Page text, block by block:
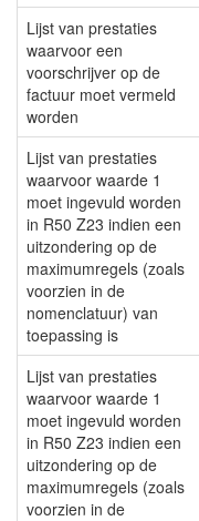
Lijst van prestaties
waarvoor een
voorschrijver op de
factuur moet vermeld
worden
Lijst van prestaties
waarvoor waarde 1
moet ingevuld worden
in R50 Z23 indien een
uitzondering op de
maximumregels (zoals
voorzien in de
nomenclatuur) van
toepassing is
Lijst van prestaties
waarvoor waarde 1
moet ingevuld worden
in R50 Z23 indien een
uitzondering op de
maximumregels (zoals
voorzien in de